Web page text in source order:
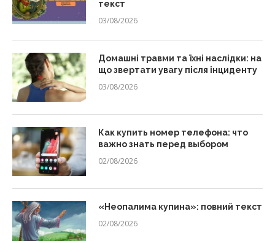
текст
03/08/2026
Домашні травми та їхні наслідки: на
що звертати увагу після інциденту
03/08/2026
Как купить номер телефона: что
важно знать перед выбором
02/08/2026
«Неопалима купина»: повний текст
02/08/2026